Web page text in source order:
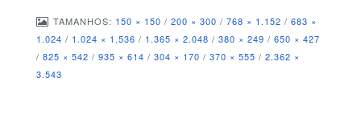
TAMANHOS: 150 × 150 / 200 × 300 / 768 × 1.152 / 683 ×
1.024 / 1.024 × 1.536 / 1.365 × 2.048 / 380 × 249 / 650 × 427
/ 825 × 542 / 935 × 614 / 304 × 170 / 370 × 555 / 2.362 ×
3.543